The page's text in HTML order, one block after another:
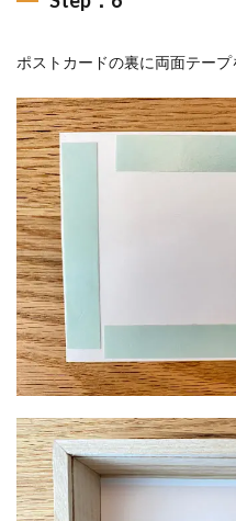
ポストカードの裏に両面テープ